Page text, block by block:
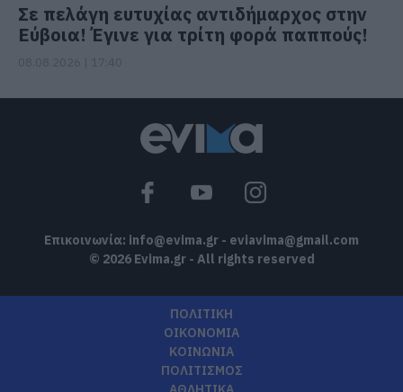
Σε πελάγη ευτυχίας αντιδήμαρχος στην
Εύβοια! Έγινε για τρίτη φορά παππούς!
Επικοινωνία: info@evima.gr - eviavima@gmail.com
© 2026 Evima.gr - All rights reserved
ΠΟΛΙΤΙΚΗ
ΟΙΚΟΝΟΜΙΑ
ΚΟΙΝΩΝΙΑ
ΠΟΛΙΤΙΣΜΟΣ